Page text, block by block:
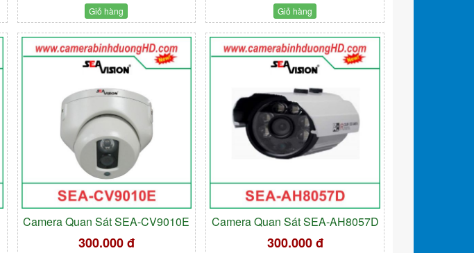
Giỏ hàng Giỏ hàng
Camera Quan Sát SEA-CV9010E
300.000 đ
Camera Quan Sát SEA-AH8057D
300.000 đ